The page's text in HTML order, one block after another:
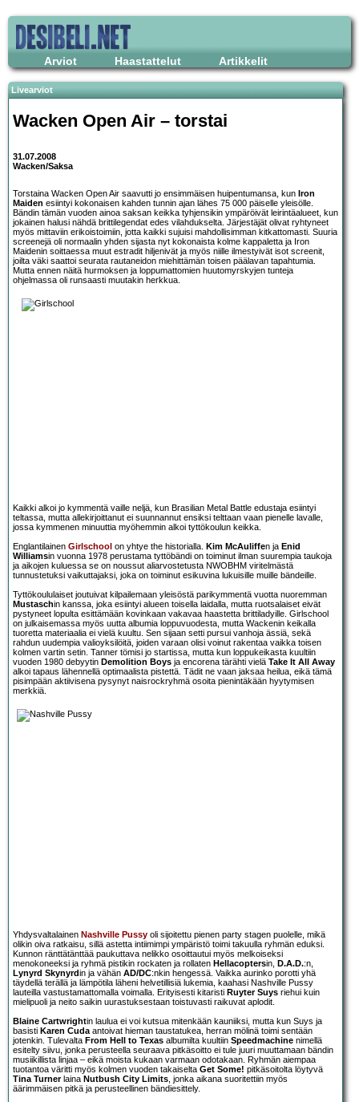
Arviot Haastattelut Artikkelit
Livearviot
Wacken Open Air – torstai
31.07.2008
Wacken/Saksa
Torstaina Wacken Open Air saavutti jo ensimmäisen huipentumansa, kun Iron
Maiden esiintyi kokonaisen kahden tunnin ajan lähes 75 000 päiselle yleisölle.
Bändin tämän vuoden ainoa saksan keikka tyhjensikin ympäröivät leirintäalueet, kun
jokainen halusi nähdä brittilegendat edes vilahdukselta. Järjestäjät olivat ryhtyneet
myös mittaviin erikoistoimiin, jotta kaikki sujuisi mahdollisimman kitkattomasti. Suuria
screenejä oli normaalin yhden sijasta nyt kokonaista kolme kappaletta ja Iron
Maidenin soittaessa muut estradit hiljenivät ja myös niille ilmestyivät isot screenit,
joilta väki saattoi seurata rautaneidon miehittämän toisen päälavan tapahtumia.
Mutta ennen näitä hurmoksen ja loppumattomien huutomyrskyjen tunteja
ohjelmassa oli runsaasti muutakin herkkua.
Kaikki alkoi jo kymmentä vaille neljä, kun Brasilian Metal Battle edustaja esiintyi
teltassa, mutta allekirjoittanut ei suunnannut ensiksi telttaan vaan pienelle lavalle,
jossa kymmenen minuuttia myöhemmin alkoi tyttökoulun keikka.
Englantilainen Girlschool on yhtye the historialla. Kim McAuliffen ja Enid
Williamsin vuonna 1978 perustama tyttöbändi on toiminut ilman suurempia taukoja
ja aikojen kuluessa se on noussut aliarvostetusta NWOBHM viritelmästä
tunnustetuksi vaikuttajaksi, joka on toiminut esikuvina lukuisille muille bändeille.
Tyttökoululaiset joutuivat kilpailemaan yleisöstä parikymmentä vuotta nuoremman
Mustaschin kanssa, joka esiintyi alueen toisella laidalla, mutta ruotsalaiset eivät
pystyneet lopulta esittämään kovinkaan vakavaa haastetta brittiladyille. Girlschool
on julkaisemassa myös uutta albumia loppuvuodesta, mutta Wackenin keikalla
tuoretta materiaalia ei vielä kuultu. Sen sijaan setti pursui vanhoja ässiä, sekä
rahdun uudempia valioyksilöitä, joiden varaan olisi voinut rakentaa vaikka toisen
kolmen vartin setin. Tanner tömisi jo startissa, mutta kun loppukeikasta kuultiin
vuoden 1980 debyytin Demolition Boys ja encorena tärähti vielä Take It All Away
alkoi tapaus lähennellä optimaalista pistettä. Tädit ne vaan jaksaa heilua, eikä tämä
pisimpään aktiivisena pysynyt naisrockryhmä osoita pienintäkään hyytymisen
merkkiä.
Yhdysvaltalainen Nashville Pussy oli sijoitettu pienen party stagen puolelle, mikä
olikin oiva ratkaisu, sillä astetta intiimimpi ympäristö toimi takuulla ryhmän eduksi.
Kunnon ränttätänttää paukuttava nelikko osoittautui myös melkoiseksi
menokoneeksi ja ryhmä pistikin rockaten ja rollaten Hellacoptersin, D.A.D.:n,
Lynyrd Skynyrdin ja vähän AD/DC:nkin hengessä. Vaikka aurinko porotti yhä
täydellä terällä ja lämpötila läheni helvetillisiä lukemia, kaahasi Nashville Pussy
lauteilla vastustamattomalla voimalla. Erityisesti kitaristi Ruyter Suys riehui kuin
mielipuoli ja neito saikin uurastuksestaan toistuvasti raikuvat aplodit.
Blaine Cartwrightin laulua ei voi kutsua mitenkään kauniiksi, mutta kun Suys ja
basisti Karen Cudaantoivat hieman taustatukea, herran mölinä toimi sentään
jotenkin. Tulevalta From Hell to Texas albumilta kuultiin Speedmachine nimellä
esitelty siivu, jonka perusteella seuraava pitkäsoitto ei tule juuri muuttamaan bändin
musiikillista linjaa – eikä moista kukaan varmaan odotakaan. Ryhmän aiempaa
tuotantoa väritti myös kolmen vuoden takaiselta Get Some! pitkäsoitolta löytyvä
Tina Turnerlaina Nutbush City Limits, jonka aikana suoritettiin myös
äärimmäisen pitkä ja perusteellinen bändiesittely.